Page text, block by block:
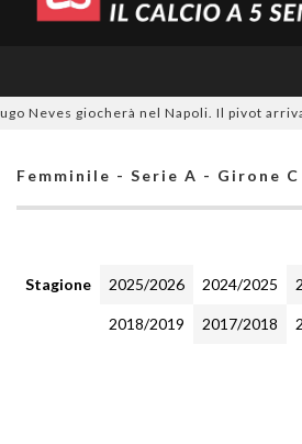
giocherà nel Napoli. Il pivot arriva in
Femminile - Serie A - Girone C
Stagione 2025/2026 2024/2025
2018/2019 2017/2018